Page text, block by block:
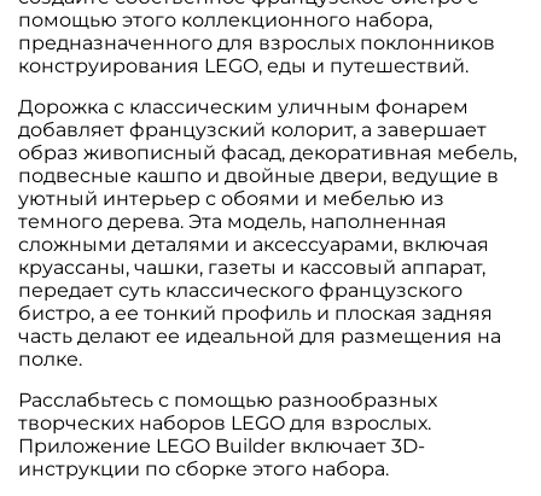
помощью этого коллекционного набора,
предназначенного для взрослых поклонников
конструирования LEGO, еды и путешествий.
Дорожка с классическим уличным фонарем
добавляет французский колорит, а завершает
образ живописный фасад, декоративная мебель,
подвесные кашпо и двойные двери, ведущие в
уютный интерьер с обоями и мебелью из
темного дерева. Эта модель, наполненная
сложными деталями и аксессуарами, включая
круассаны, чашки, газеты и кассовый аппарат,
передает суть классического французского
бистро, а ее тонкий профиль и плоская задняя
часть делают ее идеальной для размещения на
полке.
Расслабьтесь с помощью разнообразных
творческих наборов LEGO для взрослых.
Приложение LEGO Builder включает 3D-
инструкции по сборке этого набора.